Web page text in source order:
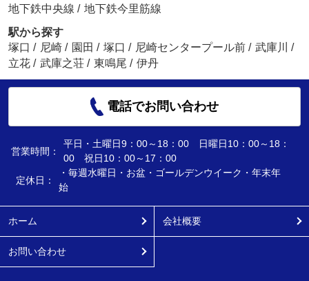
地下鉄中央線 / 地下鉄今里筋線
駅から探す
塚口 / 尼崎 / 園田 / 塚口 / 尼崎センタープール前 / 武庫川
/
立花 / 武庫之荘 / 東鳴尾 / 伊丹
電話でお問い合わせ
営業時間：
平日・土曜日9：00～18：00 日曜日10：00～18：
00 祝日10：00～17：00
定休日：
・毎週水曜日・お盆・ゴールデンウイーク・年末年
始
ホーム 会社概要
お問い合わせ